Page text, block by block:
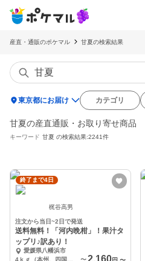
産直・通販のポケマル 甘夏の検索結果
location_on東京都にお届け カテゴリ
甘夏の産直通販・お取り寄せ商品
キーワード 甘夏 の検索結果:2241件
終了まで4日
梶谷高男
注文から当日~2日で発送
送料無料！「河内晩柑」！果汁タ
ップリ♪訳あり！
愛媛県八幡浜市
〜 2,160